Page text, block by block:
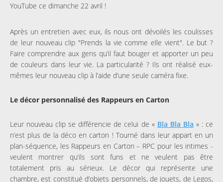
YouTube ce dimanche 22 avril !
Après un entretien avec eux, ils nous ont dévoilés les coulisses
de leur nouveau clip "Prends la vie comme elle vient". Le but ?
Faire comprendre aux gens qu’il faut bouger et apporter un peu
de couleurs dans leur vie. La particularité ? Ils ont réalisé eux-
mêmes leur nouveau clip à l’aide d’une seule caméra fixe.
Le décor personnalisé des Rappeurs en Carton
Leur nouveau clip se différencie de celui de « Bla Bla Bla » : ce
n’est plus de la déco en carton ! Tourné dans leur appart en un
plan-séquence, les Rappeurs en Carton – RPC pour les intimes -
veulent montrer qu’ils sont funs et ne veulent pas être
totalement pris au sérieux. Le décor qui représente une
chambre, est constitué d’objets personnels, de jouets, de Legos,